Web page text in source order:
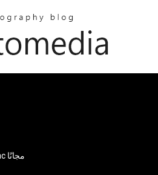
تنزيل Gmod Pac مجانًا